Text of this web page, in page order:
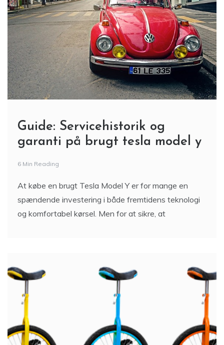
Guide: Servicehistorik og
garanti på brugt tesla model y
6 Min Reading
At købe en brugt Tesla Model Y er for mange en
spændende investering i både fremtidens teknologi
og komfortabel kørsel. Men for at sikre, at